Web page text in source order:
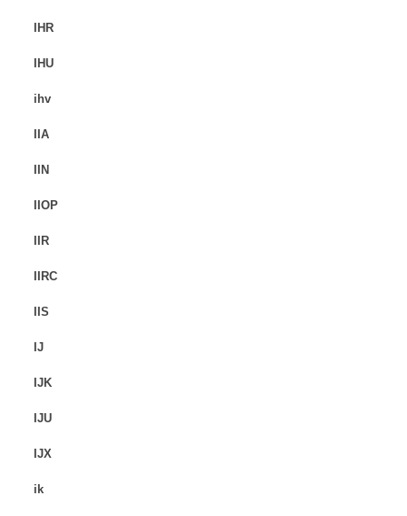
IHR
IHU
ihv
IIA
IIN
IIOP
IIR
IIRC
IIS
IJ
IJK
IJU
IJX
ik